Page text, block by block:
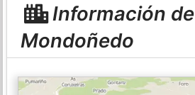
Información de
Mondoñedo